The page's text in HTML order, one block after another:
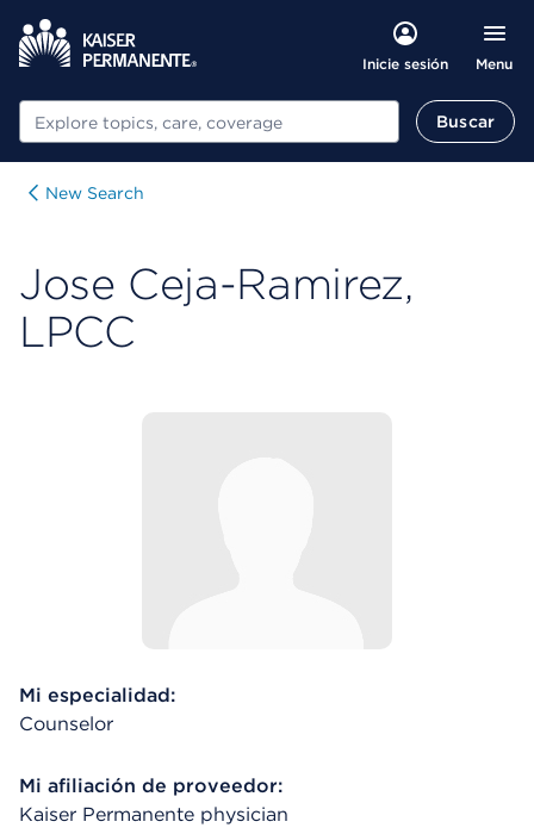
Inicie sesión Menu
Buscar Buscar
New Search
Jose Ceja-Ramirez,
LPCC
Mi especialidad:
Counselor
Mi afiliación de proveedor:
Kaiser Permanente physician